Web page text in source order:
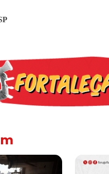
— enquanto o Conselho da
Assinada